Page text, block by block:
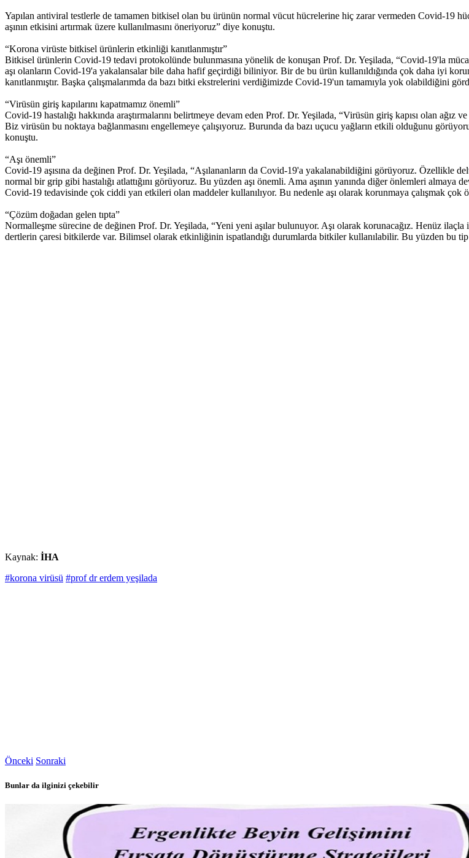
Yapılan antiviral testlerle de tamamen bitkisel olan bu ürünün normal vücut hücrelerine hiç zarar vermeden Covid-19
aşının etkisini artırmak üzere kullanılmasını öneriyoruz” diye konuştu.
“Korona virüste bitkisel ürünlerin etkinliği kanıtlanmıştır”
Bitkisel ürünlerin Covid-19 tedavi protokolünde bulunmasına yönelik de konuşan Prof. Dr. Yeşilada, “Covid-19'la
aşı olanların Covid-19'a yakalansalar bile daha hafif geçirdiği biliniyor. Bir de bu ürün kullanıldığında çok daha iyi
kanıtlanmıştır. Başka çalışmalarımda da bazı bitki ekstrelerini verdiğimizde Covid-19'un tamamıyla yok olabildiğini
“Virüsün giriş kapılarını kapatmamız önemli”
Covid-19 hastalığı hakkında araştırmalarını belirtmeye devam eden Prof. Dr. Yeşilada, “Virüsün giriş kapısı olan
Biz virüsün bu noktaya bağlanmasını engellemeye çalışıyoruz. Burunda da bazı uçucu yağların etkili olduğunu
konuştu.
“Aşı önemli”
Covid-19 aşısına da değinen Prof. Dr. Yeşilada, “Aşılananların da Covid-19'a yakalanabildiğini görüyoruz. Özellikle
normal bir grip gibi hastalığı atlattığını görüyoruz. Bu yüzden aşı önemli. Ama aşının yanında diğer önlemleri almaya
Covid-19 tedavisinde çok ciddi yan etkileri olan maddeler kullanılıyor. Bu nedenle aşı olarak korunmaya çalışmak çok
“Çözüm doğadan gelen tıpta”
Normalleşme sürecine de değinen Prof. Dr. Yeşilada, “Yeni yeni aşılar bulunuyor. Aşı olarak korunacağız. Henüz
dertlerin çaresi bitkilerde var. Bilimsel olarak etkinliğinin ispatlandığı durumlarda bitkiler kullanılabilir. Bu yüzden bu
Kaynak: İHA
#korona virüsü #prof dr erdem yeşilada
Önceki Sonraki
Bunlar da ilginizi çekebilir